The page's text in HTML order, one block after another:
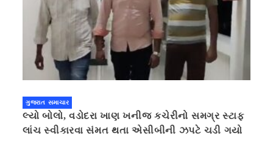
ગુજરાત સમાચાર
લ્યો બોલો, વડોદરા ખાણ ખનીજ કચેરીનો સમગ્ર સ્ટાફ
લાંચ સ્વીકારવા સંમત થતા એસીબીની ઝપટે ચડી ગયો